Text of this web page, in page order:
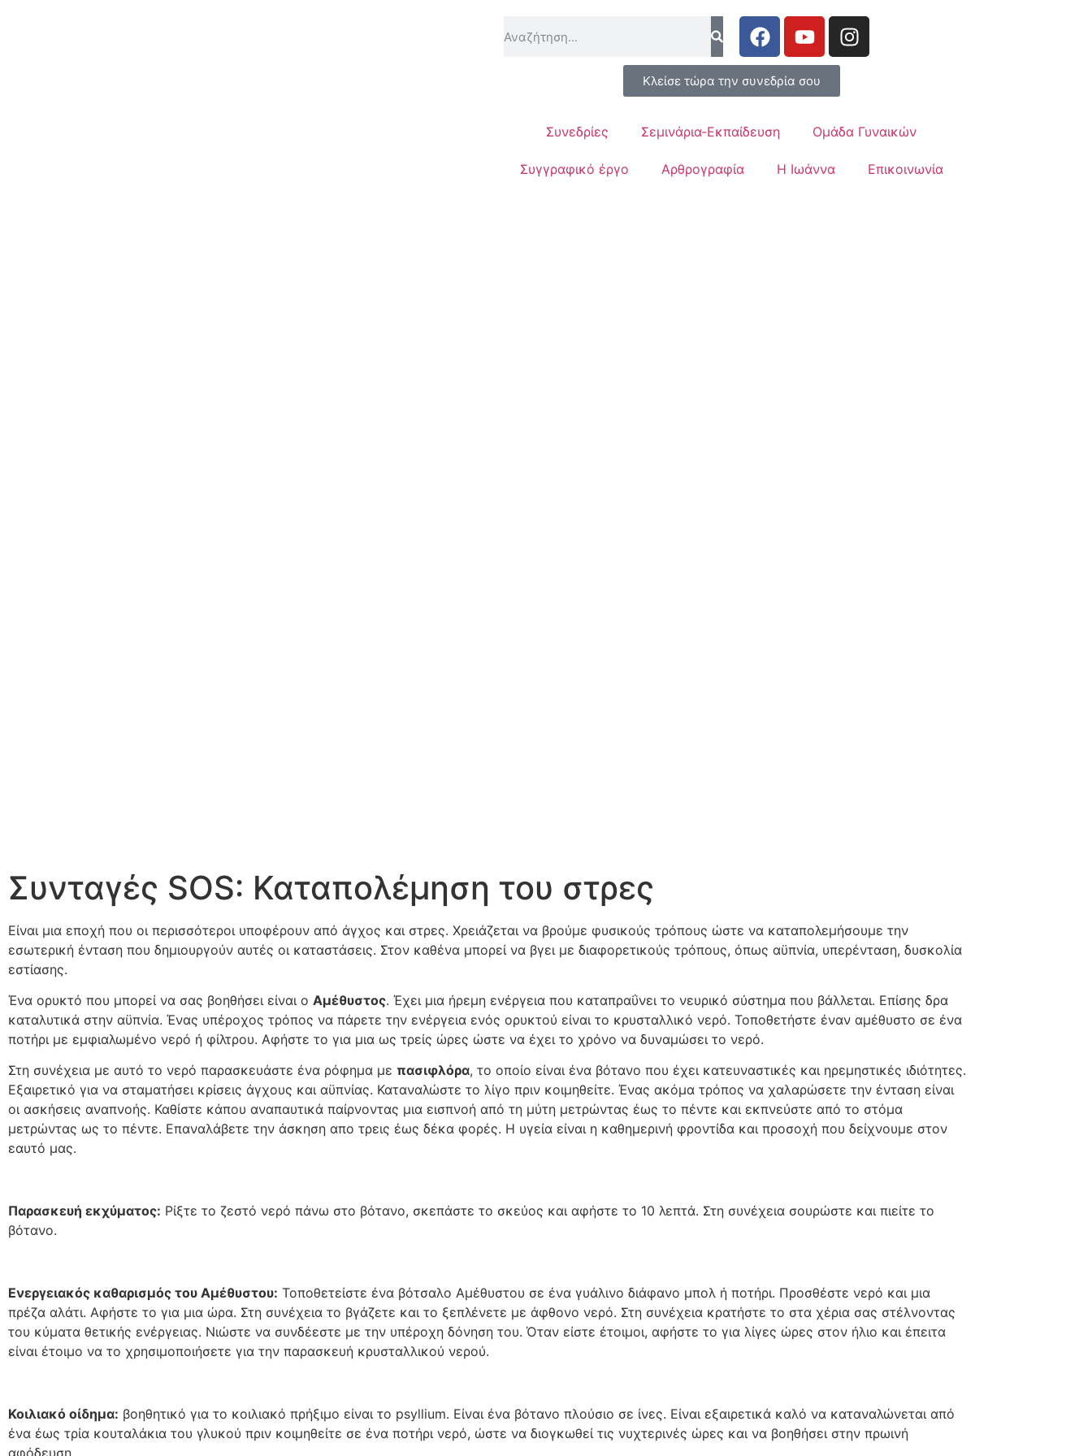
Κλείσε τώρα την συνεδρία σου
Συνεδρίες Σεμινάρια-Εκπαίδευση Ομάδα Γυναικών
Συγγραφικό έργο Αρθρογραφία Η Ιωάννα Επικοινωνία
Συνταγές SOS: Καταπολέμηση του στρες
Είναι μια εποχή που οι περισσότεροι υποφέρουν από άγχος και στρες. Χρειάζεται να βρούμε φυσικούς τρόπους ώστε να καταπολεμήσουμε την
εσωτερική ένταση που δημιουργούν αυτές οι καταστάσεις. Στον καθένα μπορεί να βγει με διαφορετικούς τρόπους, όπως αϋπνία, υπερένταση, δυσκολία
εστίασης.
Ένα ορυκτό που μπορεί να σας βοηθήσει είναι ο Αμέθυστος. Έχει μια ήρεμη ενέργεια που καταπραΰνει το νευρικό σύστημα που βάλλεται. Επίσης δρα
καταλυτικά στην αϋπνία. Ένας υπέροχος τρόπος να πάρετε την ενέργεια ενός ορυκτού είναι το κρυσταλλικό νερό. Τοποθετήστε έναν αμέθυστο σε ένα
ποτήρι με εμφιαλωμένο νερό ή φίλτρου. Αφήστε το για μια ως τρείς ώρες ώστε να έχει το χρόνο να δυναμώσει το νερό.
Στη συνέχεια με αυτό το νερό παρασκευάστε ένα ρόφημα με πασιφλόρα, το οποίο είναι ένα βότανο που έχει κατευναστικές και ηρεμηστικές ιδιότητες.
Εξαιρετικό για να σταματήσει κρίσεις άγχους και αϋπνίας. Καταναλώστε το λίγο πριν κοιμηθείτε. Ένας ακόμα τρόπος να χαλαρώσετε την ένταση είναι
οι ασκήσεις αναπνοής. Καθίστε κάπου αναπαυτικά παίρνοντας μια εισπνοή από τη μύτη μετρώντας έως το πέντε και εκπνεύστε από το στόμα
μετρώντας ως το πέντε. Επαναλάβετε την άσκηση απο τρεις έως δέκα φορές. Η υγεία είναι η καθημερινή φροντίδα και προσοχή που δείχνουμε στον
εαυτό μας.
Παρασκευή εκχύματος: Ρίξτε το ζεστό νερό πάνω στο βότανο, σκεπάστε το σκεύος και αφήστε το 10 λεπτά. Στη συνέχεια σουρώστε και πιείτε το
βότανο.
Ενεργειακός καθαρισμός του Αμέθυστου: Τοποθετείστε ένα βότσαλο Αμέθυστου σε ένα γυάλινο διάφανο μπολ ή ποτήρι. Προσθέστε νερό και μια
πρέζα αλάτι. Αφήστε το για μια ώρα. Στη συνέχεια το βγάζετε και το ξεπλένετε με άφθονο νερό. Στη συνέχεια κρατήστε το στα χέρια σας στέλνοντας
του κύματα θετικής ενέργειας. Νιώστε να συνδέεστε με την υπέροχη δόνηση του. Όταν είστε έτοιμοι, αφήστε το για λίγες ώρες στον ήλιο και έπειτα
είναι έτοιμο να το χρησιμοποιήσετε για την παρασκευή κρυσταλλικού νερού.
Κοιλιακό οίδημα: βοηθητικό για το κοιλιακό πρήξιμο είναι το psyllium. Είναι ένα βότανο πλούσιο σε ίνες. Είναι εξαιρετικά καλό να καταναλώνεται από
ένα έως τρία κουταλάκια του γλυκού πριν κοιμηθείτε σε ένα ποτήρι νερό, ώστε να διογκωθεί τις νυχτερινές ώρες και να βοηθήσει στην πρωινή
αφόδευση.